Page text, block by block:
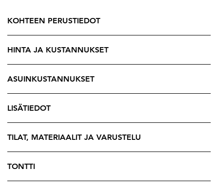
arkkitehti Pekka Mäki Sigge Arkkitehdit Oy:stä.
uudesta pistetalosta, Neitsytpolun puoleisten
kerrostalojen väliin rakennettavista kaksikerroksisista
townhouse -asunnoista sekä kahdesta säilytettävästä
rakennuksesta. Kortteliin kuljetaan Luostarinkadun
päässä olevan rakennuksen alta sen toimiessa
sisääntuloporttina alueelle.
Ensimmäisenä alueelle valmistui maaliskuussa 2024 As
Oy Samppalinnan Gustav ja marraskuussa 2024
valmistui As Oy Samppalinnan Carin. Nyt myytävä
asunto on joulukuussa 2025 valmistuvassa As Oy
KOHTEEN PERUSTIEDOT
HINTA JA KUSTANNUKSET
ASUINKUSTANNUKSET
LISÄTIEDOT
TILAT, MATERIAALIT JA VARUSTELU
TONTTI